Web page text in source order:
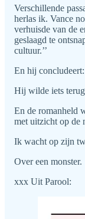
Verschillende
herlas ik. Vance
verhuisde van de
geslaagd te
cultuur.’’
En hij concludeert:
Hij wilde iets
En de romanheld
met uitzicht op de
Ik wacht op zijn
Over een monster.
xxx Uit Parool: